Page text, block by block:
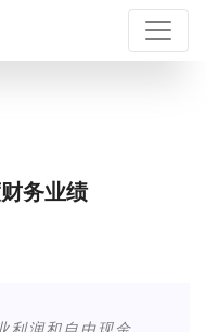
务业绩
利润和自由现金